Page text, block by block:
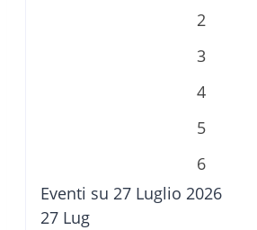
2
3
4
5
6
Eventi su 27 Luglio 2026
27 Lug